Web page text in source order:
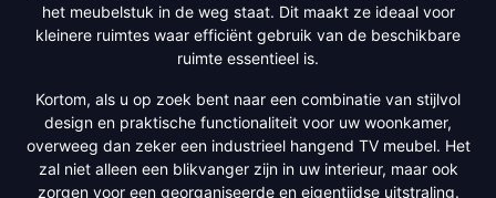
het meubelstuk in de weg staat. Dit maakt ze ideaal voor
kleinere ruimtes waar efficiënt gebruik van de beschikbare
ruimte essentieel is.
Kortom, als u op zoek bent naar een combinatie van stijlvol
design en praktische functionaliteit voor uw woonkamer,
overweeg dan zeker een industrieel hangend TV meubel. Het
zal niet alleen een blikvanger zijn in uw interieur, maar ook
zorgen voor een georganiseerde en eigentijdse uitstraling.